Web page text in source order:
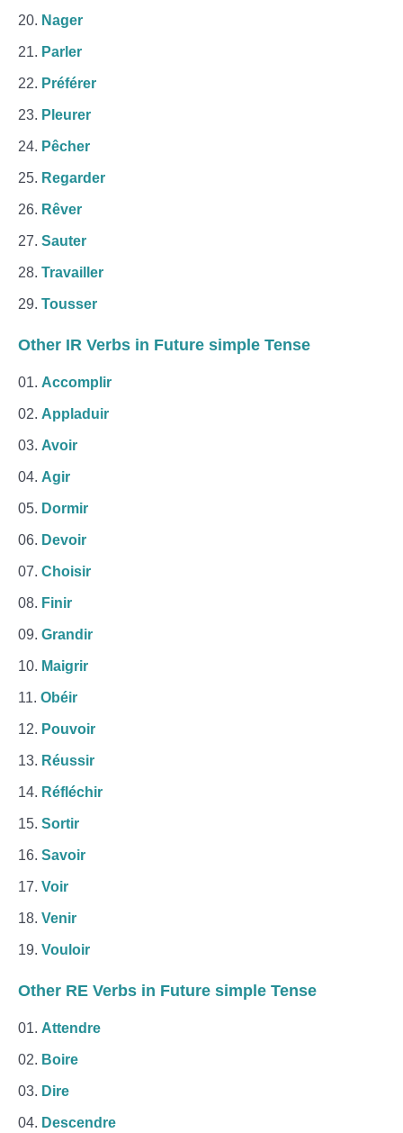
Nager
Parler
Préférer
Pleurer
Pêcher
Regarder
Rêver
Sauter
Travailler
Tousser
Other IR Verbs in Future simple Tense
Accomplir
Appladuir
Avoir
Agir
Dormir
Devoir
Choisir
Finir
Grandir
Maigrir
Obéir
Pouvoir
Réussir
Réfléchir
Sortir
Savoir
Voir
Venir
Vouloir
Other RE Verbs in Future simple Tense
Attendre
Boire
Dire
Descendre